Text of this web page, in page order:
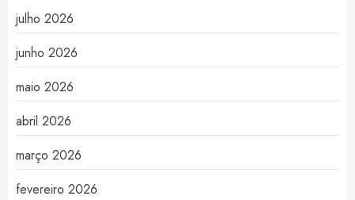
julho 2026
junho 2026
maio 2026
abril 2026
março 2026
fevereiro 2026